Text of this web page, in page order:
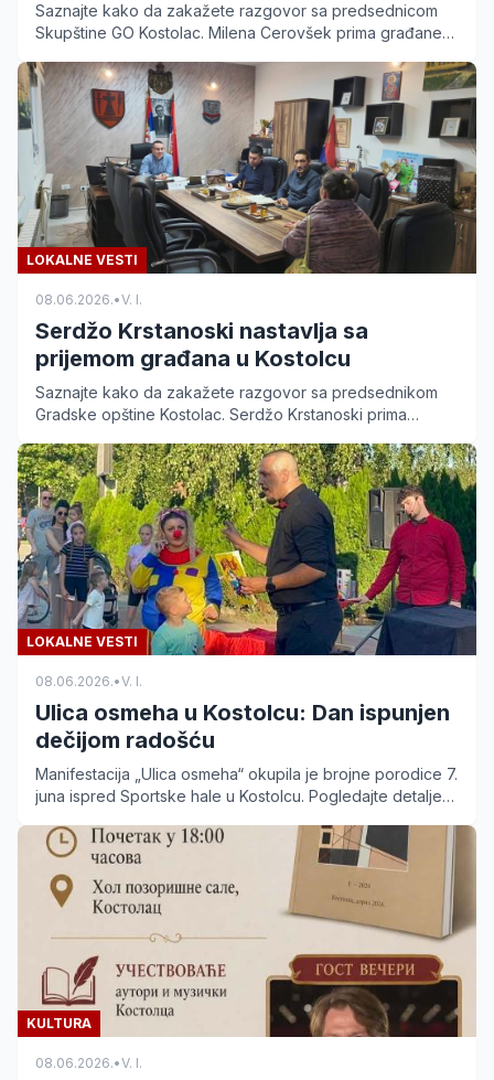
Saznajte kako da zakažete razgovor sa predsednicom
Skupštine GO Kostolac. Milena Cerovšek prima građane
LOKALNE VESTI
08.06.2026.•V. I.
Serdžo Krstanoski nastavlja sa
prijemom građana u Kostolcu
Saznajte kako da zakažete razgovor sa predsednikom
Gradske opštine Kostolac. Serdžo Krstanoski prima
LOKALNE VESTI
08.06.2026.•V. I.
Ulica osmeha u Kostolcu: Dan ispunjen
dečijom radošću
Manifestacija „Ulica osmeha“ okupila je brojne porodice 7.
juna ispred Sportske hale u Kostolcu. Pogledajte detalje
KULTURA
08.06.2026.•V. I.